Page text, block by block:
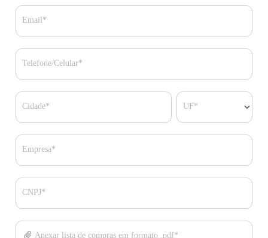
Email*
Telefone/Celular*
Cidade* UF*
Empresa*
CNPJ*
Anexar lista de compras em formato .pdf*